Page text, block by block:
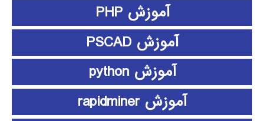
آموزش PHP
آموزش PSCAD
آموزش python
آموزش rapidminer